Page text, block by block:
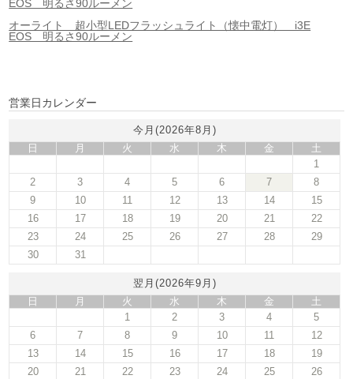
EOS 明るさ90ルーメン
オーライト 超小型LEDフラッシュライト（懐中電灯） i3E
EOS 明るさ90ルーメン
営業日カレンダー
今月(2026年8月)
日
月 火 水 木 金
土
1
2
3 4 5 6 7
8
9
10 11 12 13 14
15
16
17 18 19 20 21
22
23
24 25 26 27 28
29
30
31
翌月(2026年9月)
日
月 火 水 木 金
土
1
2 3 4
5
6
7 8 9 10 11
12
13
14 15 16 17 18
19
20
21 22 23 24 25
26